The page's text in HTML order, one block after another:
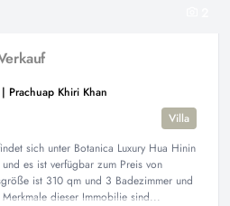
Prachuap Khiri Khan
Villa
sich unter Botanica Luxury Hua Hinin
es ist verfügbar zum Preis von
ist 310 qm und 3 Badezimmer und
dieser Immobilie sind...